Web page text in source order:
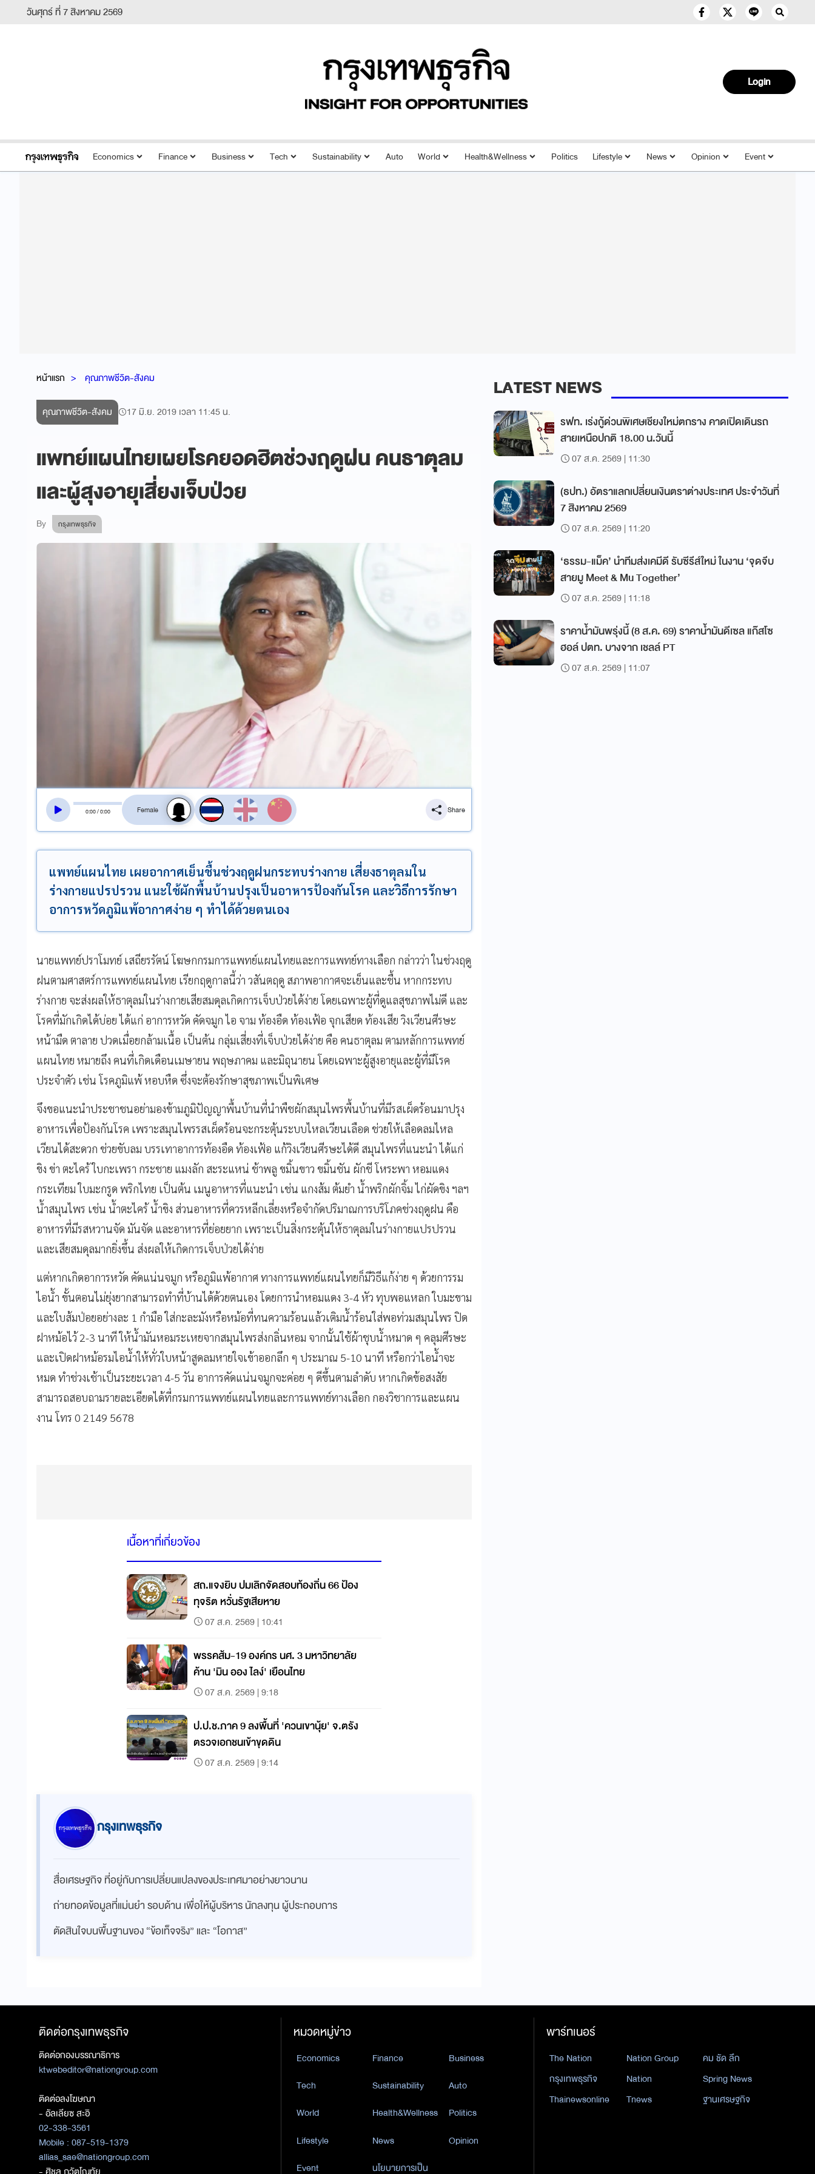
วันศุกร์ ที่ 7 สิงหาคม 2569
Login
Economics Finance Business Tech Sustainability Auto World Health&Wellness Politics Lifestyle News Opinion Event
หน้าแรก คุณภาพชีวิต-สังคม
คุณภาพชีวิต-สังคม 17 มิ.ย. 2019 เวลา 11:45 น.
แพทย์แผนไทยเผยโรคยอดฮิตช่วงฤดูฝน คนธาตุลม
และผู้สุงอายุเสี่ยงเจ็บป่วย
By กรุงเทพธุรกิจ
0:00/0:00
สลับเสียงอ่าน
Share
แพทย์แผนไทย เผยอากาศเย็นชื้นช่วงฤดูฝนกระทบร่างกาย เสี่ยงธาตุลมใน
ร่างกายแปรปรวน แนะใช้ผักพื้นบ้านปรุงเป็นอาหารป้องกันโรค และวิธีการรักษา
อาการหวัดภูมิแพ้อากาศง่าย ๆ ทำได้ด้วยตนเอง
นายแพทย์ปราโมทย์ เสถียรรัตน์ โฆษกกรมการแพทย์แผนไทยและการแพทย์ทางเลือก กล่าวว่า ในช่วงฤดู
ฝนตามศาสตร์การแพทย์แผนไทย เรียกฤดูกาลนี้ว่า วสันตฤดู สภาพอากาศจะเย็นและชื้น หากกระทบ
ร่างกาย จะส่งผลให้ธาตุลมในร่างกายเสียสมดุลเกิดการเจ็บป่วยได้ง่าย โดยเฉพาะผู้ที่ดูแลสุขภาพไม่ดี และ
โรคที่มักเกิดได้บ่อย ได้แก่ อาการหวัด คัดจมูก ไอ จาม ท้องอืด ท้องเฟ้อ จุกเสียด ท้องเสีย วิงเวียนศีรษะ
หน้ามืด ตาลาย ปวดเมื่อยกล้ามเนื้อ เป็นต้น กลุ่มเสี่ยงที่เจ็บป่วยได้ง่าย คือ คนธาตุลม ตามหลักการแพทย์
แผนไทย หมายถึง คนที่เกิดเดือนเมษายน พฤษภาคม และมิถุนายน โดยเฉพาะผู้สูงอายุและผู้ที่มีโรค
ประจำตัว เช่น โรคภูมิแพ้ หอบหืด ซึ่งจะต้องรักษาสุขภาพเป็นพิเศษ
จึงขอแนะนำประชาชนอย่ามองข้ามภูมิปัญญาพื้นบ้านที่นำพืชผักสมุนไพรพื้นบ้านที่มีรสเผ็ดร้อนมาปรุง
อาหารเพื่อป้องกันโรค เพราะสมุนไพรรสเผ็ดร้อนจะกระตุ้นระบบไหลเวียนเลือด ช่วยให้เลือดลมไหล
เวียนได้สะดวก ช่วยขับลม บรรเทาอาการท้องอืด ท้องเฟ้อ แก้วิงเวียนศีรษะได้ดี สมุนไพรที่แนะนำ ได้แก่
ขิง ข่า ตะไคร้ ใบกะเพรา กระชาย แมงลัก สะระแหน่ ช้าพลู ขมิ้นขาว ขมิ้นชัน ผักชี โหระพา หอมแดง
กระเทียม ใบมะกรูด พริกไทย เป็นต้น เมนูอาหารที่แนะนำ เช่น แกงส้ม ต้มยำ น้ำพริกผักจิ้ม ไก่ผัดขิง ฯลฯ
น้ำสมุนไพร เช่น น้ำตะไคร้ น้ำขิง ส่วนอาหารที่ควรหลีกเลี่ยงหรือจำกัดปริมาณการบริโภคช่วงฤดูฝน คือ
อาหารที่มีรสหวานจัด มันจัด และอาหารที่ย่อยยาก เพราะเป็นสิ่งกระตุ้นให้ธาตุลมในร่างกายแปรปรวน
และเสียสมดุลมากยิ่งขึ้น ส่งผลให้เกิดการเจ็บป่วยได้ง่าย
แต่หากเกิดอาการหวัด คัดแน่นจมูก หรือภูมิแพ้อากาศ ทางการแพทย์แผนไทยก็มีวิธีแก้ง่าย ๆ ด้วยการรม
ไอน้ำ ขั้นตอนไม่ยุ่งยากสามารถทำที่บ้านได้ด้วยตนเอง โดยการนำหอมแดง 3-4 หัว ทุบพอแหลก ใบมะขาม
และใบส้มป่อยอย่างละ 1 กำมือ ใส่กะละมังหรือหม้อที่ทนความร้อนแล้วเติมน้ำร้อนใส่พอท่วมสมุนไพร ปิด
ฝาหม้อไว้ 2-3 นาที ให้น้ำมันหอมระเหยจากสมุนไพรส่งกลิ่นหอม จากนั้นใช้ผ้าชุบน้ำหมาด ๆ คลุมศีรษะ
และเปิดฝาหม้อรมไอน้ำให้ทั่วใบหน้าสูดลมหายใจเข้าออกลึก ๆ ประมาณ 5-10 นาที หรือกว่าไอน้ำจะ
หมด ทำช่วงเช้าเป็นระยะเวลา 4-5 วัน อาการคัดแน่นจมูกจะค่อย ๆ ดีขึ้นตามลำดับ หากเกิดข้อสงสัย
สามารถสอบถามรายละเอียดได้ที่กรมการแพทย์แผนไทยและการแพทย์ทางเลือก กองวิชาการและแผน
งาน โทร 0 2149 5678
เนื้อหาที่เกี่ยวข้อง
สถ.แจงยิบ ปมเลิกจัดสอบท้องถิ่น 66 ป้อง
ทุจริต หวั่นรัฐเสียหาย
07 ส.ค. 2569 | 10:41
พรรคส้ม-19 องค์กร นศ. 3 มหาวิทยาลัย
ค้าน 'มิน ออง ไลง์' เยือนไทย
07 ส.ค. 2569 | 9:18
ป.ป.ช.ภาค 9 ลงพื้นที่ 'ควนเขานุ้ย' จ.ตรัง
ตรวจเอกชนเข้าขุดดิน
07 ส.ค. 2569 | 9:14
กรุงเทพธุรกิจ
สื่อเศรษฐกิจ ที่อยู่กับการเปลี่ยนแปลงของประเทศมาอย่างยาวนาน
ถ่ายทอดข้อมูลที่แม่นยำ รอบด้าน เพื่อให้ผู้บริหาร นักลงทุน ผู้ประกอบการ
ตัดสินใจบนพื้นฐานของ “ข้อเท็จจริง” และ “โอกาส”
LATEST NEWS
รฟท. เร่งกู้ด่วนพิเศษเชียงใหม่ตกราง คาดเปิดเดินรถ
สายเหนือปกติ 18.00 น.วันนี้
07 ส.ค. 2569 | 11:30
(ธปท.) อัตราแลกเปลี่ยนเงินตราต่างประเทศ ประจำวันที่
7 สิงหาคม 2569
07 ส.ค. 2569 | 11:20
‘ธรรม-แม็ค’ นำทีมส่งเคมีดี รับซีรีส์ใหม่ ในงาน ‘จุดจีบ
สายมู Meet & Mu Together’
07 ส.ค. 2569 | 11:18
ราคาน้ำมันพรุ่งนี้ (8 ส.ค. 69) ราคาน้ำมันดีเซล แก๊สโซ
ฮอล์ ปตท. บางจาก เชลล์ PT
07 ส.ค. 2569 | 11:07
ติดต่อกรุงเทพธุรกิจ
ติดต่อกองบรรณาธิการ
ktwebeditor@nationgroup.com
ติดต่อลงโฆษณา
- อัลเลียซ สะอิ
02-338-3561
Mobile : 087-519-1379
allias_sae@nationgroup.com
หมวดหมู่ข่าว
Economics Finance
Business
Tech
Sustainability
Auto
World
Health&Wellness
Politics
Lifestyle
News
Opinion
Event
นโยบายการเป็น
พาร์ทเนอร์
The Nation Nation Group
คม ชัด ลึก
กรุงเทพธุรกิจ
Nation
Spring News
Thainewsonline
Tnews ฐานเศรษฐกิจ